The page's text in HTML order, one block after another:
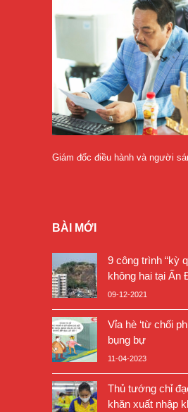
Giám đốc điều hành và người
BÀI MỚI
9 công trình “kỳ
không hai tại Ấn
09-12-2021
Vỉa hè ‘từ chối
bụng bự
11-04-2023
Thủ tướng chỉ
khăn xuất nhập